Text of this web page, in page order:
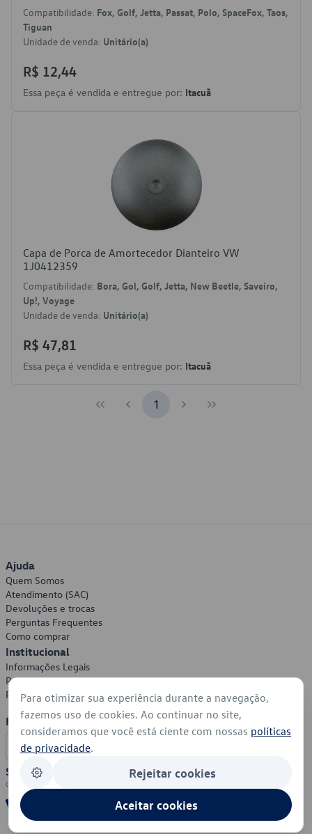
Compatibilidade: Fox, Golf, Jetta, Passat, Polo, SpaceFox, Taos,
Tiguan
Unidade de venda: Unitário(a)
R$ 12,44
Essa peça é vendida e entregue por: Itacuã
Capa de Porca de Amortecedor Dianteiro VW
1J0412359
Compatibilidade: Bora, Gol, Golf, Jetta, New Beetle, Saveiro,
Up!, Voyage
Unidade de venda: Unitário(a)
R$ 47,81
Essa peça é vendida e entregue por: Itacuã
1
Ajuda
Quem Somos
Atendimento (SAC)
Devoluções e trocas
Perguntas Frequentes
Como comprar
Institucional
Informações Legais
Política de Privacidade
Política de Cookies
Formas de Pagamento
Segurança
Para otimizar sua experiência durante a navegação,
fazemos uso de cookies. Ao continuar no site,
consideramos que você está ciente com nossas políticas
de privacidade.
Rejeitar cookies
Aceitar cookies